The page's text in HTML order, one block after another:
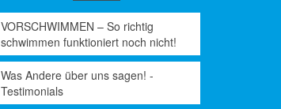
VORSCHWIMMEN – So richtig
schwimmen funktioniert noch nicht!
Was Andere über uns sagen! -
Testimonials